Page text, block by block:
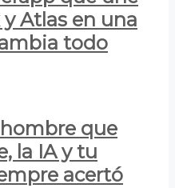
y Atlas en una
todo
hombre que
la IA y tu
acertó